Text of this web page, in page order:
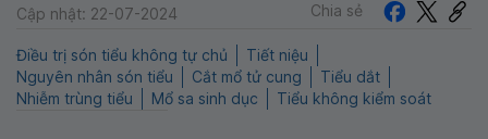
Cập nhật: 22-07-2024 Chia sẻ
Điều trị són tiểu không tự chủ
Tiết niệu
Nguyên nhân són tiểu
Cắt mổ tử cung
Tiểu dắt
Nhiễm trùng tiểu
Mổ sa sinh dục Tiểu không kiểm soát